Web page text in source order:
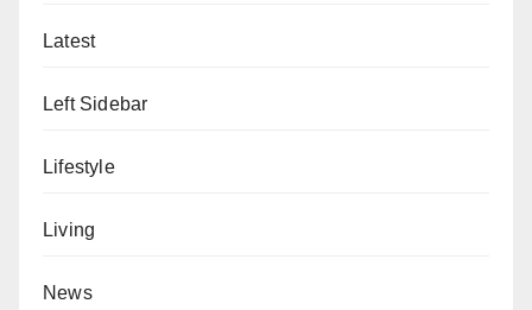
Latest
Left Sidebar
Lifestyle
Living
News